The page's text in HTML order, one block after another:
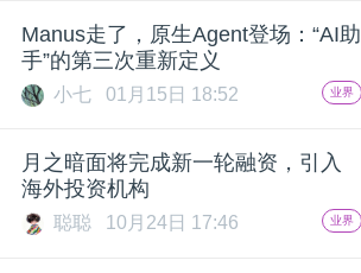
Manus走了，原生Agent登场：“AI助
手”的第三次重新定义
小七 01月15日 18:52 业界
月之暗面将完成新一轮融资，引入
海外投资机构
聪聪 10月24日 17:46 业界